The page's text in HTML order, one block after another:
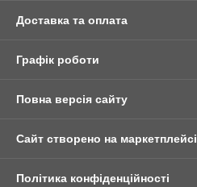
Доставка та оплата
Графік роботи
Повна версія сайту
Сайт створено на маркетплейсі
Політика конфіденційності